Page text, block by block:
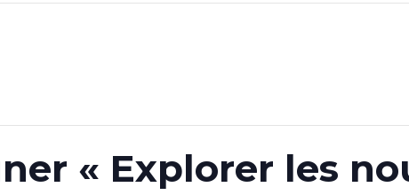
« Explorer les